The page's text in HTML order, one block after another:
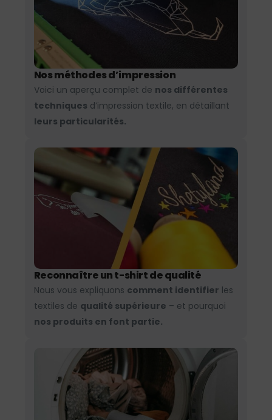
Nos méthodes d’impression
Voici un aperçu complet de nos différentes
techniques d’impression textile, en détaillant
leurs particularités.
Reconnaître un t-shirt de qualité
Nous vous expliquons comment identifier les
textiles de qualité supérieure – et pourquoi
nos produits en font partie.